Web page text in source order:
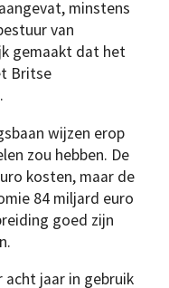
minstens
van
gemaakt dat het
Britse
wijzen erop
zou hebben. De
kosten, maar de
84 miljard euro
goed zijn
acht jaar in gebruik